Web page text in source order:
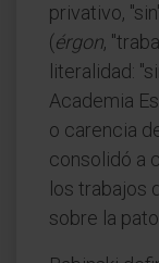
privativo,
(érgon,
literalidad:
Academia
o carencia
consolidó a
los trabajos
sobre la